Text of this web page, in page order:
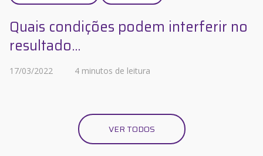
Quais condições podem interferir no
resultado...
17/03/2022 4 minutos de leitura
VER TODOS